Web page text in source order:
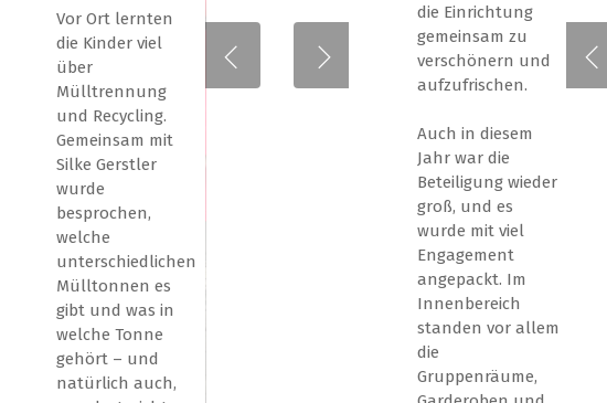
Vor Ort lernten
die Kinder viel
über
Mülltrennung
und Recycling.
Gemeinsam mit
Silke Gerstler
wurde
besprochen,
welche
unterschiedlichen
Mülltonnen es
gibt und was in
welche Tonne
gehört – und
natürlich auch,
die Einrichtung
gemeinsam zu
verschönern und
aufzufrischen.
Auch in diesem
Jahr war die
Beteiligung wieder
groß, und es
wurde mit viel
Engagement
angepackt. Im
Innenbereich
standen vor allem
die
Gruppenräume,